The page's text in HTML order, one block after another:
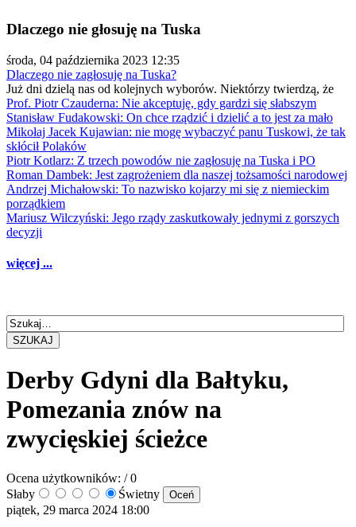
Dlaczego nie głosuję na Tuska
środa, 04 października 2023 12:35
Dlaczego nie zagłosuję na Tuska?
Już dni dzielą nas od kolejnych wyborów. Niektórzy twierdzą, że
Prof. Piotr Czauderna: Nie akceptuję, gdy gardzi się słabszym
Stanisław Fudakowski: On chce rządzić i dzielić a to jest za mało
Mikołaj Jacek Kujawian: nie mogę wybaczyć panu Tuskowi, że tak
skłócił Polaków
Piotr Kotlarz: Z trzech powodów nie zagłosuję na Tuska i PO
Roman Dambek: Jest zagrożeniem dla naszej tożsamości narodowej
Andrzej Michałowski: To nazwisko kojarzy mi się z niemieckim
porządkiem
Mariusz Wilczyński: Jego rządy zaskutkowały jednymi z gorszych
decyzji
więcej ...
SZUKAJ
Derby Gdyni dla Bałtyku,
Pomezania znów na
zwycięskiej ścieżce
Ocena użytkowników: / 0
Słaby
Świetny
piątek, 29 marca 2024 18:00